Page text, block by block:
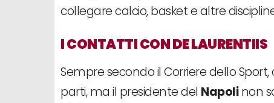
collegare calcio, basket e altre
I CONTATTI CON DE LAURENTIIS
Sempre secondo il Corriere dello
parti, ma il presidente del Napolinon